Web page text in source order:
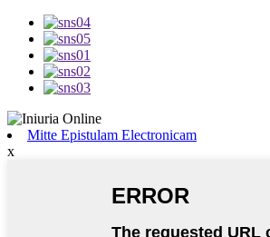
Mitte Epistulam Electronicam
x